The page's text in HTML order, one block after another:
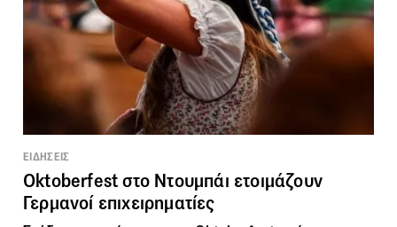
ΕΙΔΗΣΕΙΣ
Oktoberfest στο Ντουμπάι ετοιμάζουν
Γερμανοί επιχειρηματίες